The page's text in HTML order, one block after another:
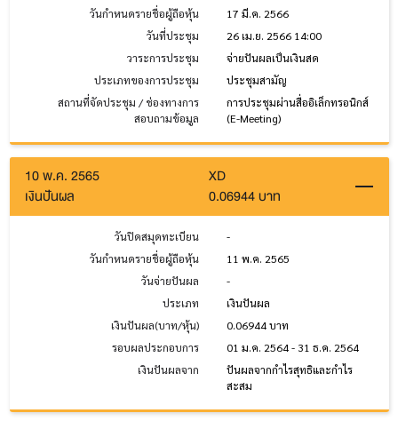
วันกำหนดรายชื่อผู้ถือหุ้น
17 มี.ค. 2566
วันที่ประชุม
26 เม.ย. 2566 14:00
วาระการประชุม
จ่ายปันผลเป็นเงินสด
ประเภทของการประชุม
ประชุมสามัญ
สถานที่จัดประชุม / ช่องทางการ
สอบถามข้อมูล
การประชุมผ่านสื่ออิเล็กทรอนิกส์
(E-Meeting)
10 พ.ค. 2565
XD
เงินปันผล
0.06944 บาท
วันปิดสมุดทะเบียน
-
วันกำหนดรายชื่อผู้ถือหุ้น
11 พ.ค. 2565
วันจ่ายปันผล
-
ประเภท
เงินปันผล
เงินปันผล(บาท/หุ้น)
0.06944 บาท
รอบผลประกอบการ
01 ม.ค. 2564 - 31 ธ.ค. 2564
เงินปันผลจาก
ปันผลจากกำไรสุทธิและกำไร
สะสม